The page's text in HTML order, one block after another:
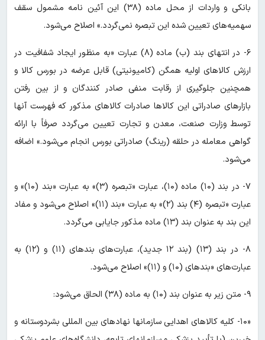
بانکی و واردات از محل ماده (۳۸) این آئین نامه مشمول سقف
سهمیه‌های تعیین شده این تبصره نمی‌گردد.» اصلاح می‌شود.
۶- در انتهای بند (ب) ماده (۸) عبارت «به منظور ایجاد شفافیت در
ارزش کالاهای اولیه همگن (کامیونیتی) قابل عرضه در بورس کالا و
همچنین جلوگیری از رقابت منفی صادر کنندگان و از بین رفتن
بازارهای صادراتی این کالاها صادرات کالاهای مذکور که فهرست آنها
توسط وزارت صنعت، معدن و تجارت تعیین می‌گردد صرفاً با ارائه
گواهی معامله در حلقه (رینگ) صادراتی بورس انجام می‌شود.» اضافه
می‌شود.
۷- در بند (۱۰) ماده (۱۰)، عبارت «تبصره (۳)» به عبارت «بند (۱۰)» و
عبارت «تبصره (۴) بند (۲)» به عبارت «بند (۱۱)» اصلاح می‌شود و مفاد
این بند به عنوان بند (۱۳) ماده مذکور جایابی می‌گردد.
۸- در بند (۱۳) (بند ۱۲ جدید)، عبارت‌های بندهای (۱۱) و (۱۲) به
عبارت‌های «بندهای (۱۰) و (۱۱)» اصلاح می‌شود.
۹- متن زیر به عنوان بند (۱۰) به ماده (۳۸) الحاق می‌شود:
«۱۰- کلیه کالاهای اهدایی سازمانها نهادهای بین المللی بشردوستانه و